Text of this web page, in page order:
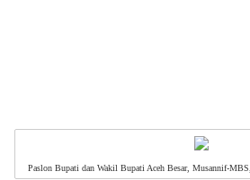
Paslon Bupati dan Wakil Bupati Aceh Besar, Musannif-